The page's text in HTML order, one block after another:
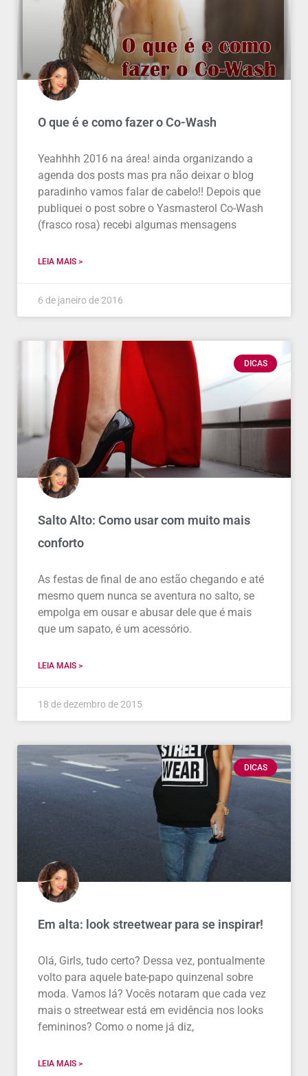
O que é e como fazer o Co-Wash
Yeahhhh 2016 na área! ainda organizando a
agenda dos posts mas pra não deixar o blog
paradinho vamos falar de cabelo!! Depois que
publiquei o post sobre o Yasmasterol Co-Wash
(frasco rosa) recebi algumas mensagens
LEIA MAIS >
6 de janeiro de 2016
DICAS
Salto Alto: Como usar com muito mais
conforto
As festas de final de ano estão chegando e até
mesmo quem nunca se aventura no salto, se
empolga em ousar e abusar dele que é mais
que um sapato, é um acessório.
LEIA MAIS >
18 de dezembro de 2015
DICAS
Em alta: look streetwear para se inspirar!
Olá, Girls, tudo certo? Dessa vez, pontualmente
volto para aquele bate-papo quinzenal sobre
moda. Vamos lá? Vocês notaram que cada vez
mais o streetwear está em evidência nos looks
femininos? Como o nome já diz,
LEIA MAIS >